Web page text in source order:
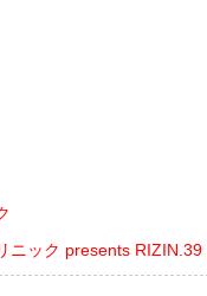
ニック presents RIZIN.39